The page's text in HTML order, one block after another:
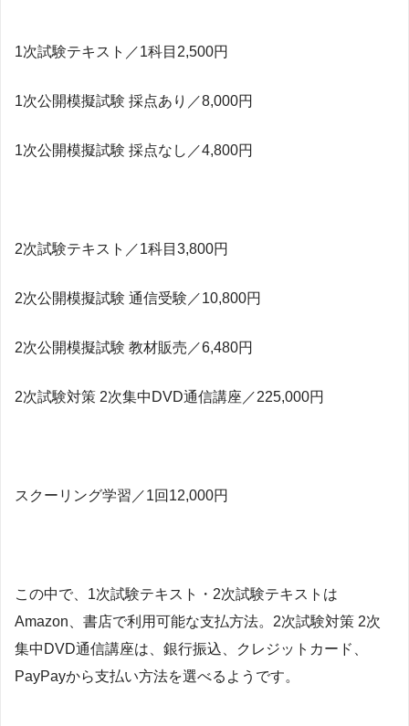
1次試験テキスト／1科目2,500円
1次公開模擬試験 採点あり／8,000円
1次公開模擬試験 採点なし／4,800円
2次試験テキスト／1科目3,800円
2次公開模擬試験 通信受験／10,800円
2次公開模擬試験 教材販売／6,480円
2次試験対策 2次集中DVD通信講座／225,000円
スクーリング学習／1回12,000円
この中で、1次試験テキスト・2次試験テキストは
Amazon、書店で利用可能な支払方法。 2次試験対策 2次
集中DVD通信講座は、 銀行振込、クレジットカード、
PayPayから支払い方法を選べるようです。